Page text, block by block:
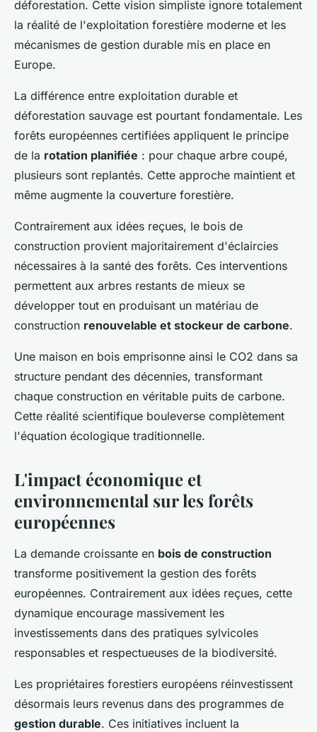
déforestation. Cette vision simpliste ignore totalement
la réalité de l'exploitation forestière moderne et les
mécanismes de gestion durable mis en place en
Europe.
La différence entre exploitation durable et
déforestation sauvage est pourtant fondamentale. Les
forêts européennes certifiées appliquent le principe
de la rotation planifiée : pour chaque arbre coupé,
plusieurs sont replantés. Cette approche maintient et
même augmente la couverture forestière.
Contrairement aux idées reçues, le bois de
construction provient majoritairement d'éclaircies
nécessaires à la santé des forêts. Ces interventions
permettent aux arbres restants de mieux se
développer tout en produisant un matériau de
construction renouvelable et stockeur de carbone.
Une maison en bois emprisonne ainsi le CO2 dans sa
structure pendant des décennies, transformant
chaque construction en véritable puits de carbone.
Cette réalité scientifique bouleverse complètement
l'équation écologique traditionnelle.
L'impact économique et
environnemental sur les forêts
européennes
La demande croissante en bois de construction
transforme positivement la gestion des forêts
européennes. Contrairement aux idées reçues, cette
dynamique encourage massivement les
investissements dans des pratiques sylvicoles
responsables et respectueuses de la biodiversité.
Les propriétaires forestiers européens réinvestissent
désormais leurs revenus dans des programmes de
gestion durable. Ces initiatives incluent la